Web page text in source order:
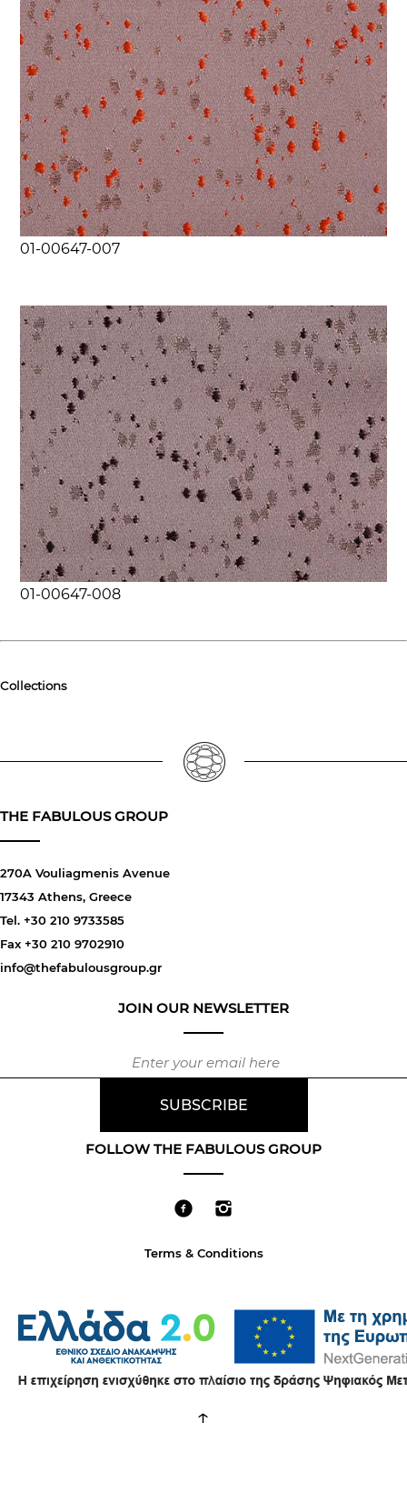
01-00647-007
01-00647-008
Collections
THE FABULOUS GROUP
270A Vouliagmenis Avenue
17343 Athens, Greece
Tel. +30 210 9733585
Fax +30 210 9702910
info@thefabulousgroup.gr
JOIN OUR NEWSLETTER
FOLLOW THE FABULOUS GROUP
Terms & Conditions
↑